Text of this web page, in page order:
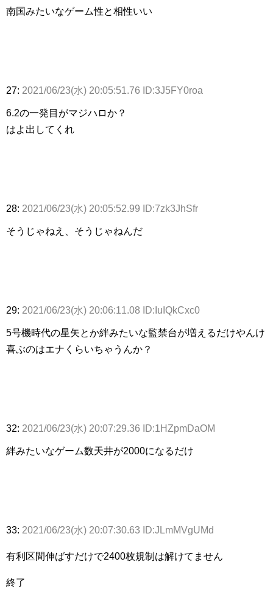
南国みたいなゲーム性と相性いい
27: 2021/06/23(水) 20:05:51.76 ID:3J5FY0roa
6.2の一発目がマジハロか？
はよ出してくれ
28: 2021/06/23(水) 20:05:52.99 ID:7zk3JhSfr
そうじゃねえ、そうじゃねんだ
29: 2021/06/23(水) 20:06:11.08 ID:IuIQkCxc0
5号機時代の星矢とか絆みたいな監禁台が増えるだけやんけ
喜ぶのはエナくらいちゃうんか？
32: 2021/06/23(水) 20:07:29.36 ID:1HZpmDaOM
絆みたいなゲーム数天井が2000になるだけ
33: 2021/06/23(水) 20:07:30.63 ID:JLmMVgUMd
有利区間伸ばすだけで2400枚規制は解けてません
終了